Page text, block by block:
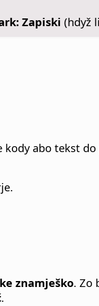
Zapiski (hdyž
kody abo tekst
znamješko. Zo
.